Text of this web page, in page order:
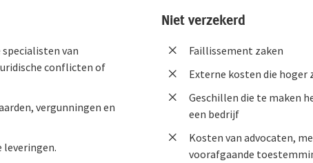
van
conflicten of
vergunningen en
Niet verzekerd
Faillissement zaken
Externe kosten die hoger
Geschillen die te maken
een bedrijf
Kosten van advocaten,
voorafgaande